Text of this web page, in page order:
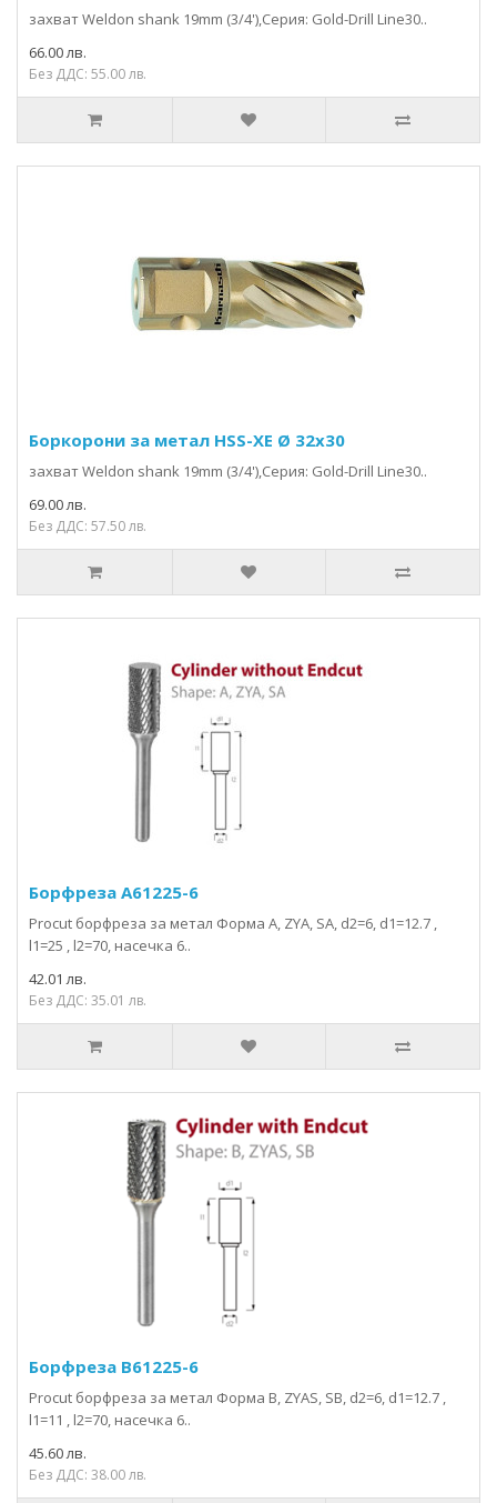
захвaт Weldon shank 19mm (3/4'),Серия: Gold-Drill Line30..
66.00 лв.
Без ДДС: 55.00 лв.
Боркорони за метал HSS-XE Ø 32x30
захвaт Weldon shank 19mm (3/4'),Серия: Gold-Drill Line30..
69.00 лв.
Без ДДС: 57.50 лв.
Борфрезa A61225-6
Procut борфреза за метал Форма A, ZYA, SA, d2=6, d1=12.7 ,
l1=25 , l2=70, насечка 6..
42.01 лв.
Без ДДС: 35.01 лв.
Борфрезa B61225-6
Procut борфреза за метал Форма B, ZYAS, SB, d2=6, d1=12.7 ,
l1=11 , l2=70, насечка 6..
45.60 лв.
Без ДДС: 38.00 лв.